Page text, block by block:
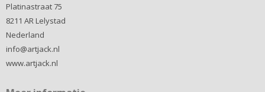
Platinastraat 75
8211 AR Lelystad
Nederland
info@artjack.nl
www.artjack.nl